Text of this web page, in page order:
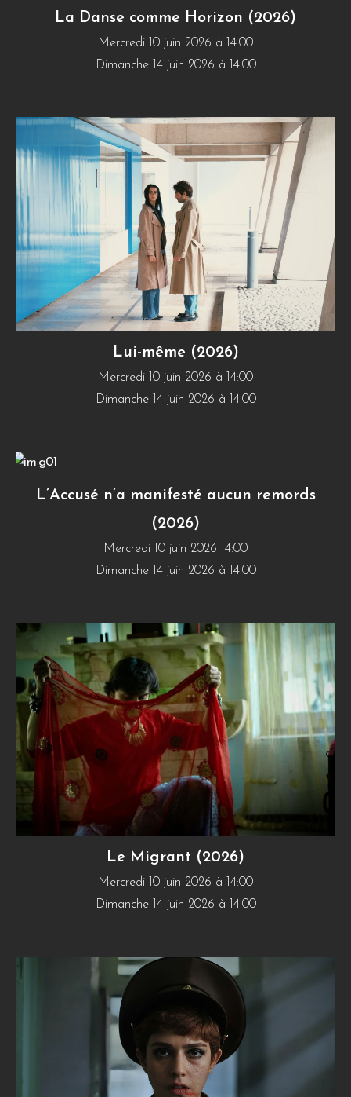
La Danse comme Horizon (2026)
Mercredi 10 juin 2026 à 14:00
Dimanche 14 juin 2026 à 14:00
Lui-même (2026)
Mercredi 10 juin 2026 à 14:00
Dimanche 14 juin 2026 à 14:00
L’Accusé n’a manifesté aucun remords
(2026)
Mercredi 10 juin 2026 14:00
Dimanche 14 juin 2026 à 14:00
Le Migrant (2026)
Mercredi 10 juin 2026 à 14:00
Dimanche 14 juin 2026 à 14:00